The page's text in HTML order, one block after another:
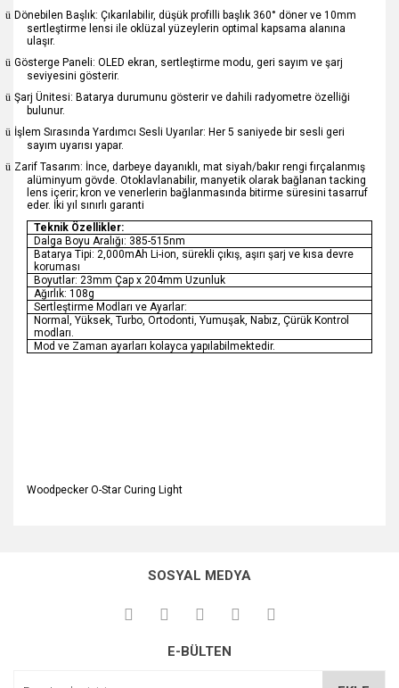
ü Dönebilen Başlık: Çıkarılabilir, düşük profilli başlık 360° döner ve 10mm
sertleştirme lensi ile oklüzal yüzeylerin optimal kapsama alanına
ulaşır.
ü Gösterge Paneli: OLED ekran, sertleştirme modu, geri sayım ve şarj
seviyesini gösterir.
ü Şarj Ünitesi: Batarya durumunu gösterir ve dahili radyometre özelliği
bulunur.
ü İşlem Sırasında Yardımcı Sesli Uyarılar: Her 5 saniyede bir sesli geri
sayım uyarısı yapar.
ü Zarif Tasarım: İnce, darbeye dayanıklı, mat siyah/bakır rengi fırçalanmış
alüminyum gövde. Otoklavlanabilir, manyetik olarak bağlanan tacking
lens içerir; kron ve venerlerin bağlanmasında bitirme süresini tasarruf
eder. İki yıl sınırlı garanti
Teknik Özellikler:
Dalga Boyu Aralığı: 385-515nm
Batarya Tipi: 2,000mAh Li-ion, sürekli çıkış, aşırı şarj ve kısa devre
koruması
Boyutlar: 23mm Çap x 204mm Uzunluk
Ağırlık: 108g
Sertleştirme Modları ve Ayarlar:
Normal, Yüksek, Turbo, Ortodonti, Yumuşak, Nabız, Çürük Kontrol
modları.
Mod ve Zaman ayarları kolayca yapılabilmektedir.
Woodpecker O-Star Curing Light
SOSYAL MEDYA
E-BÜLTEN